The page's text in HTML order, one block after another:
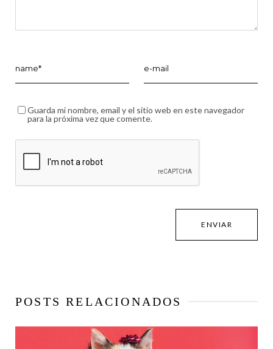
Guarda mi nombre, email y el sitio web en este navegador
para la próxima vez que comente.
POSTS RELACIONADOS